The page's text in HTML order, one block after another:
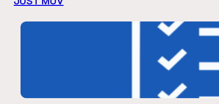
JUST MUV